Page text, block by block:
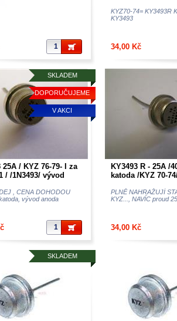
KYZ70-74= KY3493R
KY3493
34,00 Kč
SKLADEM
DOPORUČUJEME
V AKCI
25A / KYZ 76-79- I za
/ /1N3493/ vývod
, CENA DOHODOU
vývod anoda
KY3493 R - 25A /
katoda /KYZ 70-
PLNĚ NAHRAŽUJÍ
KYZ..., NAVÍC proud
34,00 Kč
SKLADEM